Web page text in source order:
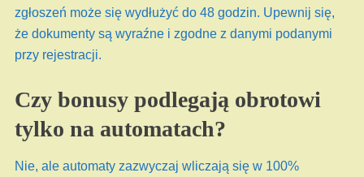
zgłoszeń może się wydłużyć do 48 godzin. Upewnij się,
że dokumenty są wyraźne i zgodne z danymi podanymi
przy rejestracji.
Czy bonusy podlegają obrotowi
tylko na automatach?
Nie, ale automaty zazwyczaj wliczają się w 100%